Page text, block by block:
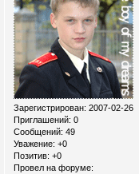
Зарегистрирован: 2007-02-26
Приглашений: 0
Сообщений: 49
Уважение: +0
Позитив: +0
Провел на форуме: